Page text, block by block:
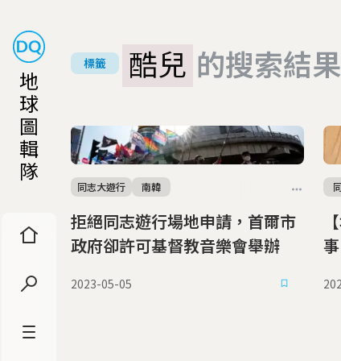
地
球
圖
輯
隊
標籤 酷兒 的搜索結果
拒絕同志遊行場地申請，首爾市
政府卻許可基督教音樂會舉辦
同志大遊行 南韓
2023-05-05